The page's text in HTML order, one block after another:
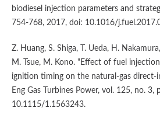
biodiesel injection parameters and
754-768, 2017, doi: 10.1016/
Z. Huang, S. Shiga, T. Ueda, H.
M. Tsue, M. Kono. "Effect of fuel
ignition timing on the natural-gas direct-
Eng Gas Turbines Power, vol. 125, no.
10.1115/1.1563243.